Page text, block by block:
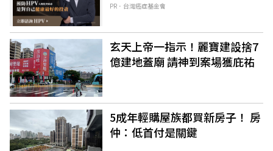
PR．台灣癌症基金會
玄天上帝一指示！麗寶建設捨7
億建地蓋廟 請神到案場獲庇祐
5成年輕購屋族都買新房子！ 房
仲：低首付是關鍵